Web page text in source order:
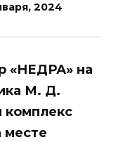
2024
«НЕДРА» на
М. Д.
комплекс
месте